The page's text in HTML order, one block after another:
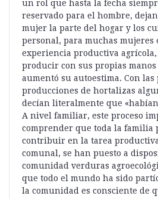
un rol que hasta la fecha
reservado para el hombre,
mujer la parte del hogar y los
personal, para muchas mujeres
experiencia productiva agrícola,
producir con sus propias
aumentó su autoestima. Con las
producciones de hortalizas
decían literalmente que
A nivel familiar, este proceso
comprender que toda la familia
contribuir en la tarea
comunal, se han puesto a
comunidad verduras
que todo el mundo ha sido
la comunidad es consciente de